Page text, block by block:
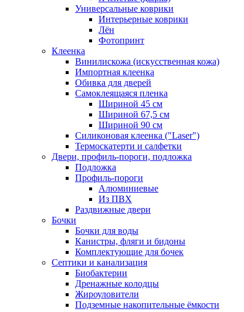
Универсальные коврики
Интерьерные коврики
Лён
Фотопринт
Клеенка
Винилискожа (искусственная кожа)
Импортная клеенка
Обивка для дверей
Самоклеящаяся пленка
Шириной 45 см
Шириной 67,5 см
Шириной 90 см
Силиконовая клеенка ("Laser")
Термоскатерти и салфетки
Двери, профиль-пороги, подложка
Подложка
Профиль-пороги
Алюминиевые
Из ПВХ
Раздвижные двери
Бочки
Бочки для воды
Канистры, фляги и бидоны
Комплектующие для бочек
Септики и канализация
Биобактерии
Дренажные колодцы
Жироуловители
Подземные накопительные ёмкости